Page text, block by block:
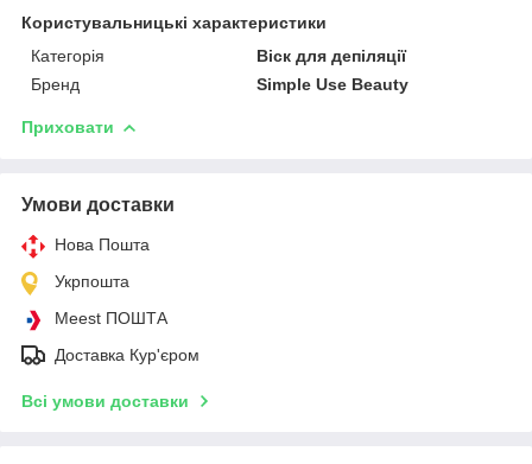
Користувальницькі характеристики
Категорія
Віск для депіляції
Бренд
Simple Use Beauty
Приховати
Умови доставки
Нова Пошта
Укрпошта
Meest ПОШТА
Доставка Кур'єром
Всі умови доставки